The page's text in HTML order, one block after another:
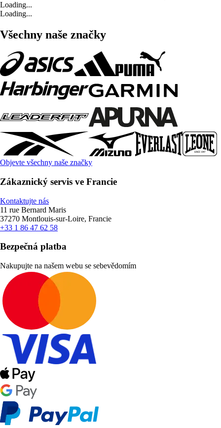
Loading...
Loading...
Všechny naše značky
Objevte všechny naše značky
Zákaznický servis ve Francie
Kontaktujte nás
11 rue Bernard Maris
37270 Montlouis-sur-Loire, Francie
+33 1 86 47 62 58
Bezpečná platba
Nakupujte na našem webu se sebevědomím